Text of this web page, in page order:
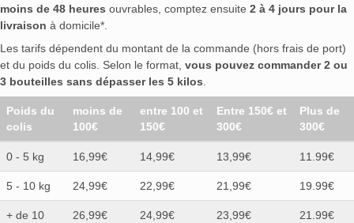
moins de 48 heures ouvrables, comptez ensuite 2 à 4 jours pour la
livraison à domicile*.
Les tarifs dépendent du montant de la commande (hors frais de port)
et du poids du colis. Selon le format, vous pouvez commander 2 ou
3 bouteilles sans dépasser les 5 kilos.
Poids du
colis
moins de
100€
entre 100 et
150€
Entre 150€ et
300€
Plus de
300€
0 - 5 kg 16,99€ 14,99€ 13,99€ 11.99€
5 - 10 kg 24,99€ 22,99€ 21,99€ 19.99€
+ de 10
26,99€ 24,99€ 23,99€ 21.99€